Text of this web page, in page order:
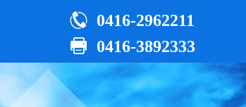
 0416-2962211
 0416-3892333